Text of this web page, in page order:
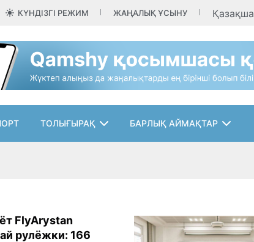
КҮНДІЗГІ РЕЖИМ ЖАҢАЛЫҚ ҰСЫНУ Қазақша
ТОЛЫҒЫРАҚ БАРЛЫҚ АЙМАҚТАР
FlyArystan
рулёжки: 166